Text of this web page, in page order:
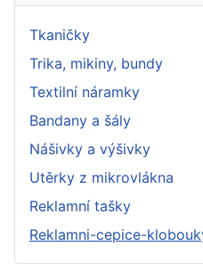
Tkaničky
Trika, mikiny, bundy
Textilní náramky
Bandany a šály
Nášivky a výšivky
Utěrky z mikrovlákna
Reklamní tašky
Reklamni-cepice-